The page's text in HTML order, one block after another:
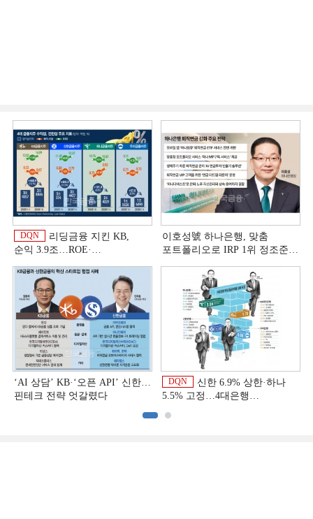
DQN
리딩금융 지킨 KB,
순익 3.9조…ROE·
상반기 금융 리그테이블]
이호성號 하나은행, 맞춤
포트폴리오로 IRP 1위 정조준
‘AI 상담’ KB·‘오픈 API’ 신한…
핀테크 전략 엇갈렸다
DQN
신한 6.9% 상한·하나
5.5% 고정…4대은행